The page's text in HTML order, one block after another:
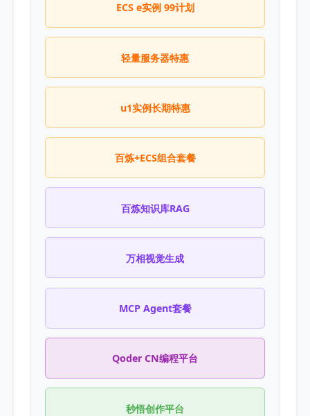
ECS e实例 99计划
轻量服务器特惠
u1实例长期特惠
百炼+ECS组合套餐
百炼知识库RAG
万相视觉生成
MCP Agent套餐
Qoder CN编程平台
秒悟创作平台